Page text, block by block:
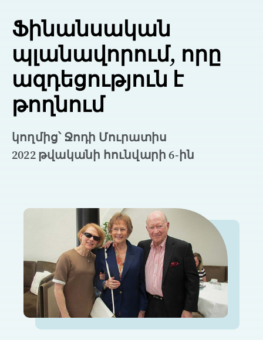
Ֆինանսական
պլանավորում, որը
ազդեցություն է
թողնում
կողմից՝ Ջոդի Մուրատիս
2022 թվականի հունվարի 6-ին